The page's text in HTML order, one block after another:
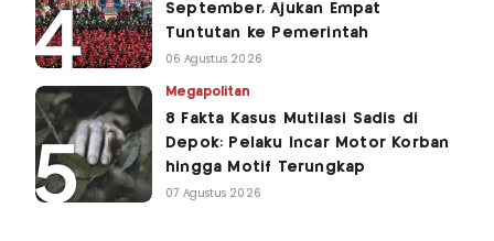
September, Ajukan Empat
Tuntutan ke Pemerintah
06 Agustus 2026
Megapolitan
8 Fakta Kasus Mutilasi Sadis di
Depok: Pelaku Incar Motor Korban
hingga Motif Terungkap
07 Agustus 2026